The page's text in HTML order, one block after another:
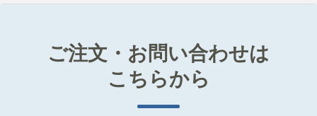
ご注文・お問い合わせは
こちらから